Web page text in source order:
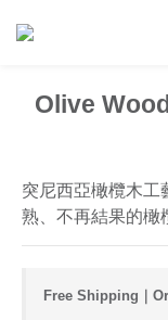
Olive
突尼西亞橄欖木工
熟、不再結果的橄
Free Shipping｜